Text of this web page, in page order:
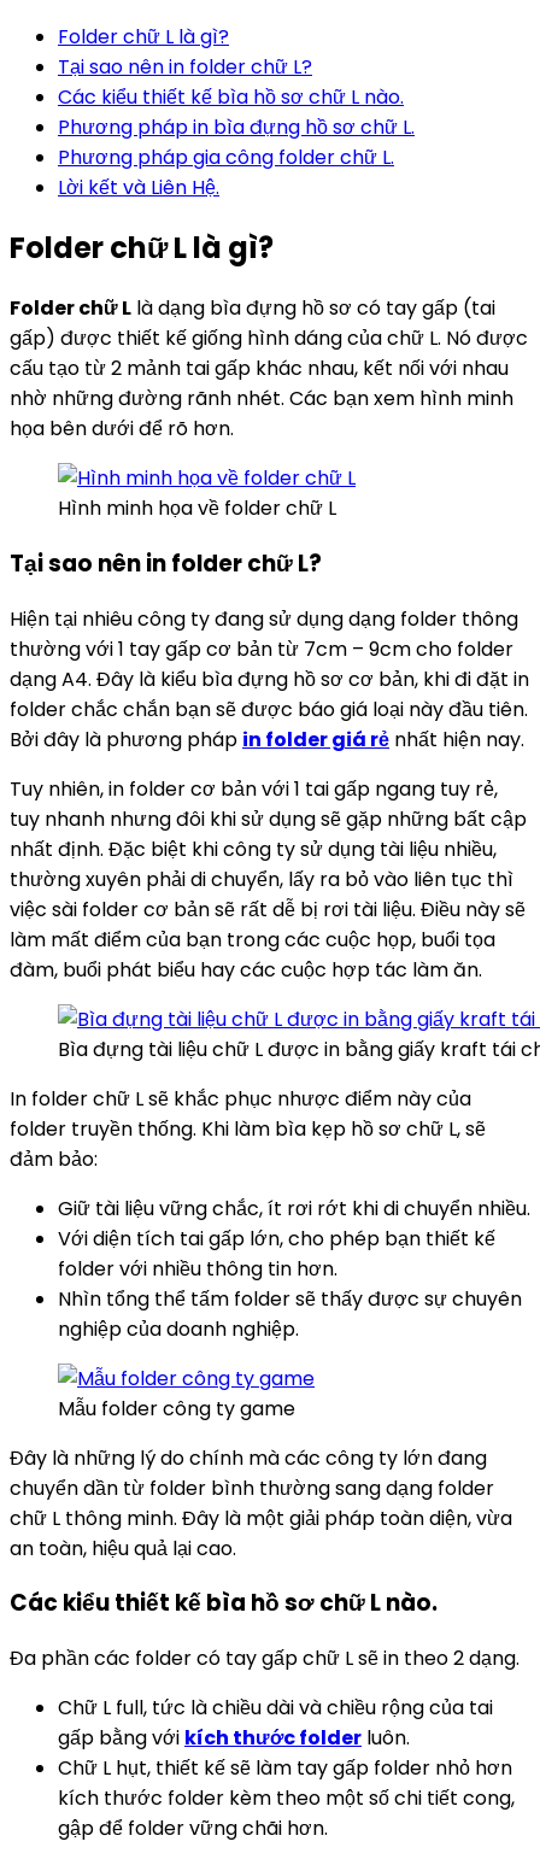
Folder chữ L là gì?
Tại sao nên in folder chữ L?
Các kiểu thiết kế bìa hồ sơ chữ L nào.
Phương pháp in bìa đựng hồ sơ chữ L.
Phương pháp gia công folder chữ L.
Lời kết và Liên Hệ.
Folder chữ L là gì?
Folder chữ L là dạng bìa đựng hồ sơ có tay gấp (tai
gấp) được thiết kế giống hình dáng của chữ L. Nó được
cấu tạo từ 2 mảnh tai gấp khác nhau, kết nối với nhau
nhờ những đường rãnh nhét. Các bạn xem hình minh
họa bên dưới để rõ hơn.
Hình minh họa về folder chữ L
Tại sao nên in folder chữ L?
Hiện tại nhiêu công ty đang sử dụng dạng folder thông
thường với 1 tay gấp cơ bản từ 7cm – 9cm cho folder
dạng A4. Đây là kiểu bìa đựng hồ sơ cơ bản, khi đi đặt in
folder chắc chắn bạn sẽ được báo giá loại này đầu tiên.
Bởi đây là phương pháp in folder giá rẻ nhất hiện nay.
Tuy nhiên, in folder cơ bản với 1 tai gấp ngang tuy rẻ,
tuy nhanh nhưng đôi khi sử dụng sẽ gặp những bất cập
nhất định. Đặc biệt khi công ty sử dụng tài liệu nhiều,
thường xuyên phải di chuyển, lấy ra bỏ vào liên tục thì
việc sài folder cơ bản sẽ rất dễ bị rơi tài liệu. Điều này sẽ
làm mất điểm của bạn trong các cuộc họp, buổi tọa
đàm, buổi phát biểu hay các cuộc hợp tác làm ăn.
Bìa đựng tài liệu chữ L được in bằng giấy kraft tái
In folder chữ L sẽ khắc phục nhược điểm này của
folder truyền thống. Khi làm bìa kẹp hồ sơ chữ L, sẽ
đảm bảo:
Giữ tài liệu vững chắc, ít rơi rớt khi di chuyển nhiều.
Với diện tích tai gấp lớn, cho phép bạn thiết kế
folder với nhiều thông tin hơn.
Nhìn tổng thể tấm folder sẽ thấy được sự chuyên
nghiệp của doanh nghiệp.
Mẫu folder công ty game
Đây là những lý do chính mà các công ty lớn đang
chuyển dần từ folder bình thường sang dạng folder
chữ L thông minh. Đây là một giải pháp toàn diện, vừa
an toàn, hiệu quả lại cao.
Các kiểu thiết kế bìa hồ sơ chữ L nào.
Đa phần các folder có tay gấp chữ L sẽ in theo 2 dạng.
Chữ L full, tức là chiều dài và chiều rộng của tai
gấp bằng với kích thước folder luôn.
Chữ L hụt, thiết kế sẽ làm tay gấp folder nhỏ hơn
kích thước folder kèm theo một số chi tiết cong,
gập để folder vững chãi hơn.